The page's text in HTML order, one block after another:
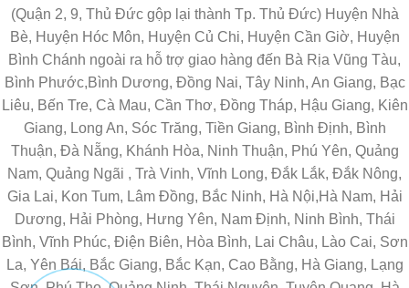
(Quận 2, 9, Thủ Đức gộp lại thành Tp. Thủ Đức) Huyện Nhà
Bè, Huyện Hóc Môn, Huyện Củ Chi, Huyện Cần Giờ, Huyện
Bình Chánh ngoài ra hỗ trợ giao hàng đến Bà Rịa Vũng Tàu,
Bình Phước,Bình Dương, Đồng Nai, Tây Ninh, An Giang, Bạc
Liêu, Bến Tre, Cà Mau, Cần Thơ, Đồng Tháp, Hậu Giang, Kiên
Giang, Long An, Sóc Trăng, Tiền Giang, Bình Định, Bình
Thuận, Đà Nẵng, Khánh Hòa, Ninh Thuận, Phú Yên, Quảng
Nam, Quảng Ngãi , Trà Vinh, Vĩnh Long, Đắk Lắk, Đắk Nông,
Gia Lai, Kon Tum, Lâm Đồng, Bắc Ninh, Hà Nội,Hà Nam, Hải
Dương, Hải Phòng, Hưng Yên, Nam Định, Ninh Bình, Thái
Bình, Vĩnh Phúc, Điện Biên, Hòa Bình, Lai Châu, Lào Cai, Sơn
La, Yên Bái, Bắc Giang, Bắc Kạn, Cao Bằng, Hà Giang, Lạng